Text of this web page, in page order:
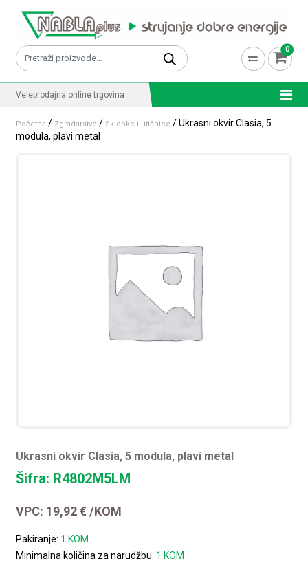
Pretraži: 0
Veleprodajna online trgovina
Početna / Zgradarstvo / Sklopke i utičnice / Ukrasni okvir Clasia, 5
modula, plavi metal
Ukrasni okvir Clasia, 5 modula, plavi metal
Šifra: R4802M5LM
VPC: 19,92€ /KOM
Pakiranje: 1 KOM
Minimalna količina za narudžbu: 1 KOM